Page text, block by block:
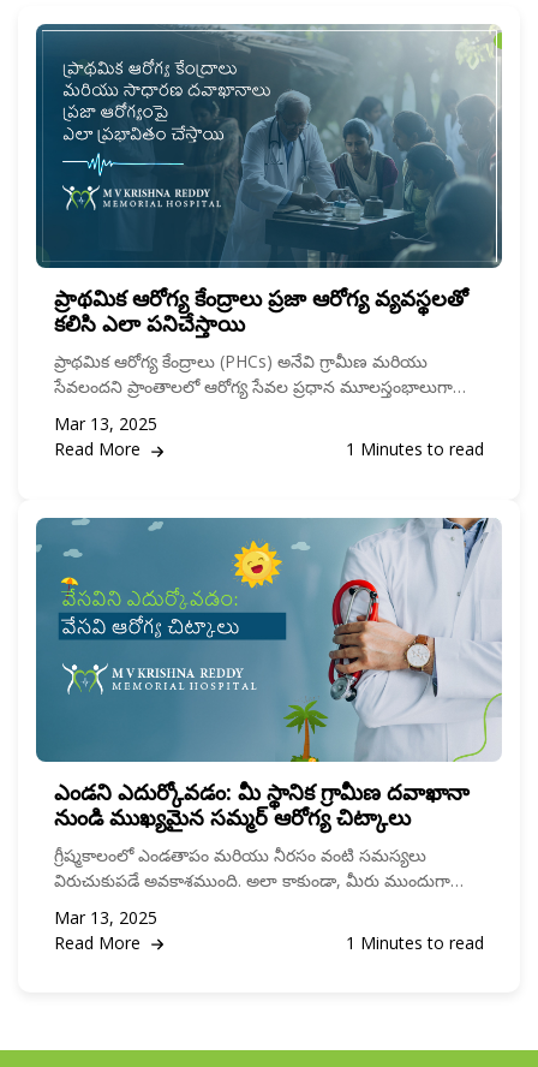
ప్రాథమిక ఆరోగ్య కేంద్రాలు ప్రజా ఆరోగ్య వ్యవస్థలతో
కలిసి ఎలా పనిచేస్తాయి
ప్రాథమిక ఆరోగ్య కేంద్రాలు (PHCs) అనేవి గ్రామీణ మరియు
సేవలందని ప్రాంతాలలో ఆరోగ్య సేవల ప్రధాన మూలస్తంభాలుగా
Mar 13, 2025
Read More
1 Minutes to read
ఎండని ఎదుర్కోవడం: మీ స్థానిక గ్రామీణ దవాఖానా
నుండి ముఖ్యమైన సమ్మర్ ఆరోగ్య చిట్కాలు
గ్రీష్మకాలంలో ఎండతాపం మరియు నీరసం వంటి సమస్యలు
విరుచుకుపడే అవకాశముంది. అలా కాకుండా, మీరు ముందుగా
Mar 13, 2025
Read More
1 Minutes to read